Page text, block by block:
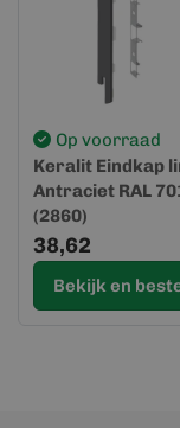
Op voorraad
Keralit Eindkap
Antraciet RAL
(2860)
(Sponningdeel
38,62
Bekijk en